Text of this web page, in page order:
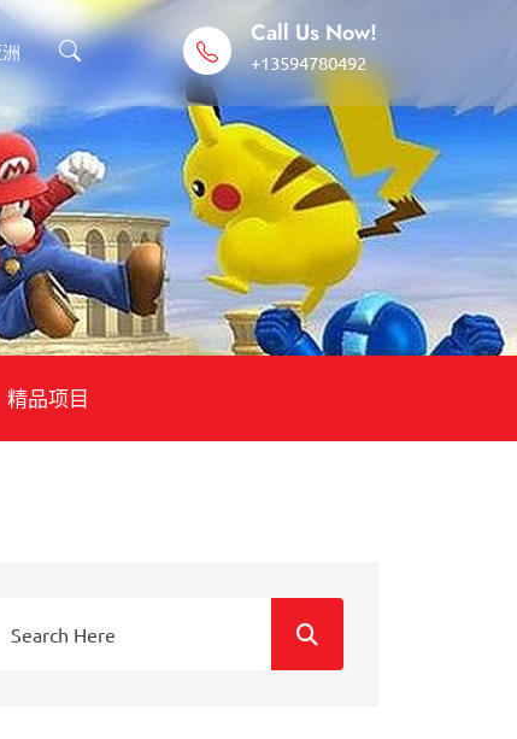
Call Us Now!
+13594780492
精品项目